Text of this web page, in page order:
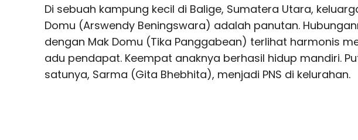
Di sebuah kampung kecil di Balige, Sumatera Utara,
Domu (Arswendy Beningswara) adalah panutan.
dengan Mak Domu (Tika Panggabean) terlihat harmonis
adu pendapat. Keempat anaknya berhasil hidup mandiri.
satunya, Sarma (Gita Bhebhita), menjadi PNS di kelurahan.